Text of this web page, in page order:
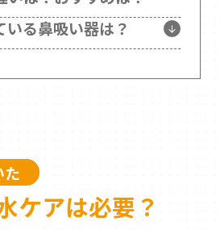
いる鼻吸い器は？
た
ケアは必要？